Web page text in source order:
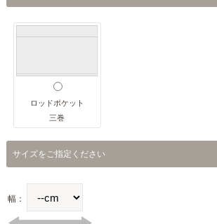
ロッドポケット
三巻
サイズをご指定ください
幅：